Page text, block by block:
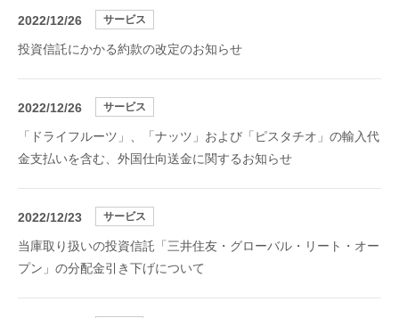
2022/12/26 サービス
投資信託にかかる約款の改定のお知らせ
2022/12/26 サービス
「ドライフルーツ」、「ナッツ」および「ピスタチオ」の輸入代
金支払いを含む、外国仕向送金に関するお知らせ
2022/12/23 サービス
当庫取り扱いの投資信託「三井住友・グローバル・リート・オー
プン」の分配金引き下げについて